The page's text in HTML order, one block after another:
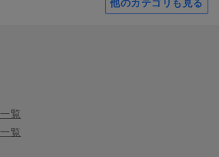
覧
覧